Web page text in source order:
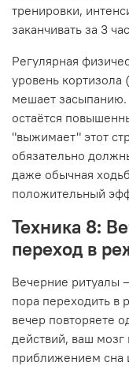
тренировки,
заканчивать за 3
Регулярная
уровень кортизола
мешает засыпанию.
остаётся
"выжимает" этот
обязательно
даже обычная
положительный
Техника 8:
переход в
Вечерние ритуалы
пора переходить в
вечер повторяете
действий, ваш мозг
приближением сна